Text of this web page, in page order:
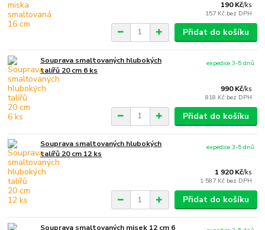
190 Kč/ks
157 Kč bez DPH
Přidat do košíku
Souprava smaltovaných hlubokých
talířů 20 cm 6 ks
990 Kč/ks
818 Kč bez DPH
expedice 3-5 dnů
Přidat do košíku
Souprava smaltovaných hlubokých
talířů 20 cm 12 ks
1 920 Kč/ks
1 587 Kč bez DPH
expedice 3-5 dnů
Přidat do košíku
Souprava smaltovaných misek 12 cm 6